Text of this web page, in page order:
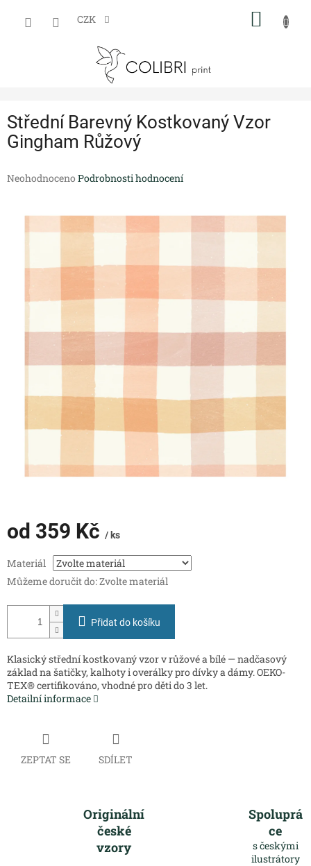
CZK
Střední Barevný Kostkovaný Vzor
Gingham Růžový
Průměrné
hvězdiček.
Neohodnoceno Podrobnosti hodnocení
od 359 Kč / ks
cena:
Materiál
Můžeme doručit do:Zvolte materiál
Přidat do košíku
Klasický střední kostkovaný vzor v růžové a bílé — nadčasový
základ na šatičky, kalhoty i overálky pro dívky a dámy. OEKO-
TEX® certifikováno, vhodné pro děti do 3 let.
Detailní informace
ZEPTAT SE SDÍLET
Originální
české
vzory
Spoluprá
ce
s českými
ilustrátory